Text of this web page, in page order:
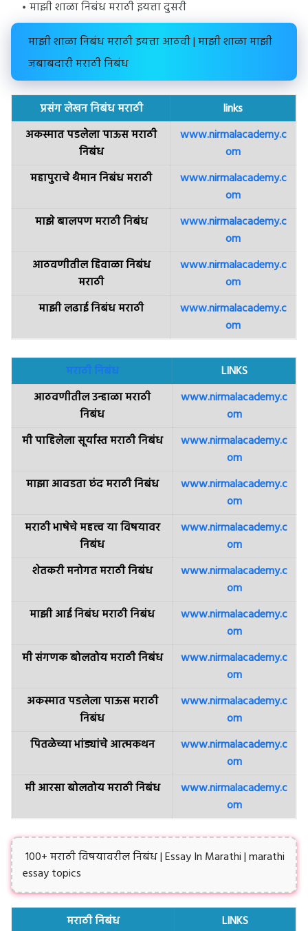
माझी शाळा निबंध मराठी इयत्ता दुसरी
माझी शाळा निबंध मराठी इयत्ता आठवी | माझी शाळा माझी
जबाबदारी मराठी निबंध
प्रसंग लेखन निबंध मराठी
links
अकस्मात पडलेला पाऊस मराठी
निबंध
www.nirmalacademy.c
om
महापुराचे थैमान निबंध मराठी
www.nirmalacademy.c
om
माझे बालपण मराठी निबंध
www.nirmalacademy.c
om
आठवणीतील हिवाळा निबंध
मराठी
www.nirmalacademy.c
om
माझी लढाई निबंध मराठी
www.nirmalacademy.c
om
मराठी निबंध
LINKS
आठवणीतील उन्हाळा मराठी
निबंध
www.nirmalacademy.c
om
मी पाहिलेला सूर्यास्त मराठी निबंध
www.nirmalacademy.c
om
माझा आवडता छंद मराठी निबंध
www.nirmalacademy.c
om
मराठी भाषेचे महत्त्व या विषयावर
निबंध
www.nirmalacademy.c
om
शेतकरी मनोगत मराठी निबंध
www.nirmalacademy.c
om
माझी आई निबंध मराठी निबंध
www.nirmalacademy.c
om
मी संगणक बोलतोय मराठी निबंध
www.nirmalacademy.c
om
अकस्मात पडलेला पाऊस मराठी
निबंध
www.nirmalacademy.c
om
पितळेच्या भांड्यांचे आत्मकथन
www.nirmalacademy.c
om
मी आरसा बोलतोय मराठी निबंध
www.nirmalacademy.c
om
100+ मराठी विषयावरील निबंध | Essay In Marathi | marathi
essay topics
मराठी निबंध LINKS